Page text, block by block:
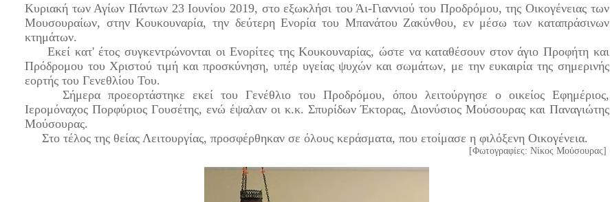
Κυριακή των Αγίων Πάντων 23 Ιουνίου 2019, στο εξωκλήσι του Άι-Γιαννιού του Προδρόμου, της Οικογένειας των
Μουσουραίων, στην Κουκουναρία, την δεύτερη Ενορία του Μπανάτου Ζακύνθου, εν μέσω των καταπράσινων
κτημάτων.
Εκεί κατ' έτος συγκεντρώνονται οι Ενορίτες της Κουκουναρίας, ώστε να καταθέσουν στον άγιο Προφήτη και
Πρόδρομου του Χριστού τιμή και προσκύνηση, υπέρ υγείας ψυχών και σωμάτων, με την ευκαιρία της σημερινής
εορτής του Γενεθλίου Του.
Σήμερα προεορτάστηκε εκεί του Γενέθλιο του Προδρόμου, όπου λειτούργησε ο οικείος Εφημέριος,
Ιερομόναχος Πορφύριος Γουσέτης, ενώ έψαλαν οι κ.κ. Σπυρίδων Έκτορας, Διονύσιος Μούσουρας και Παναγιώτης
Μούσουρας.
Στο τέλος της θείας Λειτουργίας, προσφέρθηκαν σε όλους κεράσματα, που ετοίμασε η φιλόξενη Οικογένεια.
[Φωτογραφίες: Νίκος Μούσουρας]